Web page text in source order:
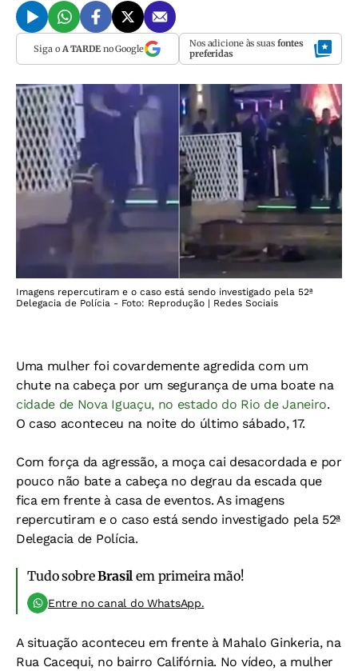
Siga o A TARDEno Google Nos adicione às suas fontes
preferidas
Imagens repercutiram e o caso está sendo investigado pela 52ª
Delegacia de Polícia - Foto: Reprodução | Redes Sociais
Uma mulher foi covardemente agredida com um
chute na cabeça por um segurança de uma boate na
cidade de Nova Iguaçu, no estado do Rio de Janeiro.
O caso aconteceu na noite do último sábado, 17.
Com força da agressão, a moça cai desacordada e por
pouco não bate a cabeça no degrau da escada que
fica em frente à casa de eventos. As imagens
repercutiram e o caso está sendo investigado pela 52ª
Delegacia de Polícia.
Tudo sobreBrasil em primeira mão!
Entre no canal do WhatsApp.
A situação aconteceu em frente à Mahalo Ginkeria, na
Rua Cacequi, no bairro Califórnia. No vídeo, a mulher